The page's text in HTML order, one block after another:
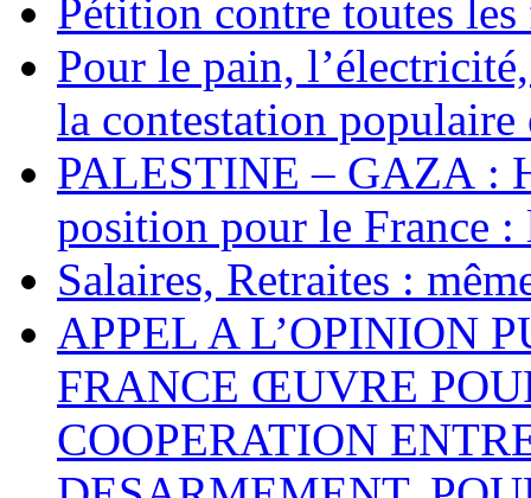
Pétition contre toutes les
Pour le pain,
la contestation populaire
PALESTINE – GAZA :
position pour le France :
Salaires, Retraites :
APPEL A L’OPINION
FRANCE ŒUVRE
COOPERATION